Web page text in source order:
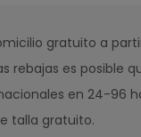
gratuito a
rebajas es posible
en 24-96
talla gratuito.